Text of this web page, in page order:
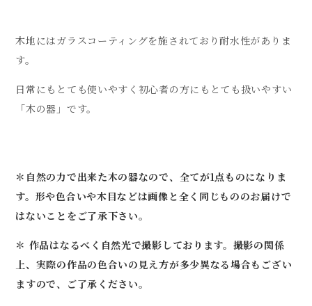
木地にはガラスコーティングを施されており耐水性がありま
す。
日常にもとても使いやすく初心者の方にもとても扱いやすい
「木の器」です。
＊自然の力で出来た木の器なので、全てが1点ものになりま
す。形や色合いや木目などは画像と全く同じもののお届けで
はないことをご了承下さい。
＊ 作品はなるべく自然光で撮影しております。撮影の関係
上、実際の作品の色合いの見え方が多少異なる場合もござい
ますので、ご了承ください。